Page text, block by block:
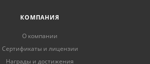
КОМПАНИЯ
О компании
Сертификаты и лицензии
Награды и достижения